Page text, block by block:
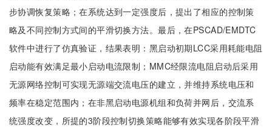
步协调恢复策略；在系统达到一定强度后，提出了相应的控制策
略及不同控制方式间的平滑切换方法。最后，在PSCAD/EMDTC
软件中进行了仿真验证，结果表明：黑启动初期LCC采用耗能电阻
启动能有效满足最小启动电流限制；MMC经限流电阻启动后采用
无源网络控制可实现无源端交流电压的建立，并维持系统电压和
频率在稳定范围内；在非黑启动电源机组和负荷并网后，交流系
统强度改变，所提的3阶段控制切换策略能够有效实现各阶段平滑